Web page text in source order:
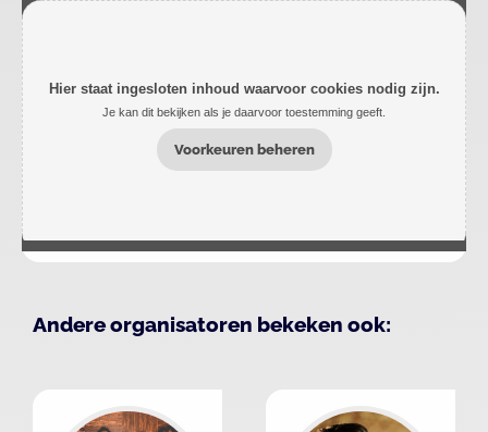
Hier staat ingesloten inhoud waarvoor cookies nodig zijn.
Je kan dit bekijken als je daarvoor toestemming geeft.
Voorkeuren beheren
Andere organisatoren bekeken ook: